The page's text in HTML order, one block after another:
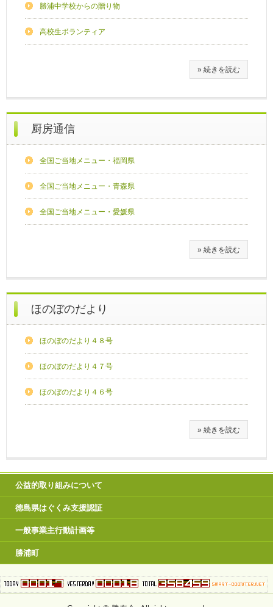
勝浦中学校からの贈り物
高校生ボランティア
» 続きを読む
厨房通信
全国ご当地メニュー・福岡県
全国ご当地メニュー・青森県
全国ご当地メニュー・愛媛県
» 続きを読む
ほのぼのだより
ほのぼのだより４８号
ほのぼのだより４７号
ほのぼのだより４６号
» 続きを読む
公益的取り組みについて
徳島県はぐくみ支援認証
一般事業主行動計画等
勝浦町